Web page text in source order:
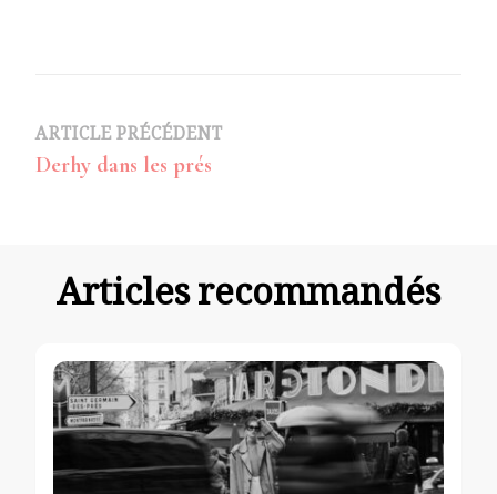
Navigation
d’article
ARTICLE PRÉCÉDENT
Derhy dans les prés
Articles recommandés